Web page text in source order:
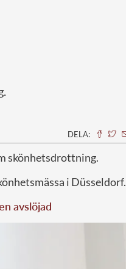
DELA:
skönhetsdrottning.
i Düsseldorf.
avslöjad